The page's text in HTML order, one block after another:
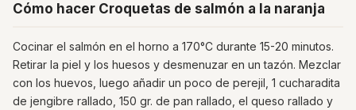
Cómo hacer Croquetas de salmón a la naranja
Cocinar el salmón en el horno a 170°C durante 15-20 minutos.
Retirar la piel y los huesos y desmenuzar en un tazón. Mezclar
con los huevos, luego añadir un poco de perejil, 1 cucharadita
de jengibre rallado, 150 gr. de pan rallado, el queso rallado y